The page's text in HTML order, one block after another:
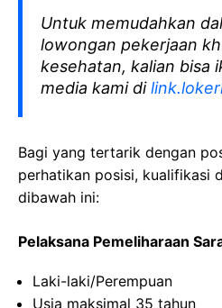
Untuk memudahkan
lowongan pekerjaan
kesehatan, kalian bisa
media kami di
Bagi yang tertarik dengan
perhatikan posisi, kualifikasi
dibawah ini:
Pelaksana Pemeliharaan
Laki-laki/Perempuan
Usia maksimal 35 tahun